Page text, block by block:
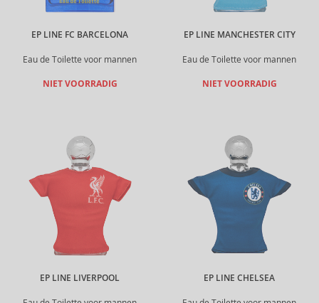
EP LINE FC BARCELONA
Eau de Toilette voor mannen
NIET VOORRADIG
EP LINE MANCHESTER CITY
Eau de Toilette voor mannen
NIET VOORRADIG
EP LINE LIVERPOOL EP LINE CHELSEA